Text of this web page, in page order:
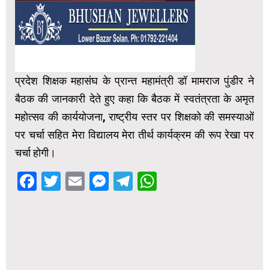
प्रदेश शिक्षक महासंघ के प्रान्त महामंत्री डॉ मामराज पुंडीर ने
बैठक की जानकारी देते हुए कहा कि बैठक में स्वतंत्रता के अमृत
महोत्सव की कार्ययोजना, राष्ट्रीय स्तर पर शिक्षको की समस्याओं
पर चर्चा सहित मेरा विद्यालय मेरा तीर्थ कार्यक्रम की रूप रेखा पर
चर्चा होगी।
Facebook
Twitter
EmailMessenger
Telegram